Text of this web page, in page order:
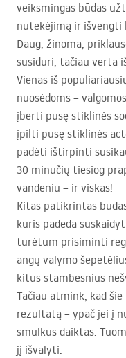
veiksmingas būdas
nutekėjimą ir išvengti
Daug, žinoma,
susiduri, tačiau verta
Vienas iš
nuosėdoms –
įberti pusę stiklinės
įpilti pusę stiklinės
padėti ištirpinti
30 minučių tiesiog
vandeniu – ir viskas!
Kitas patikrintas
kuris padeda
turėtum prisiminti
angų valymo
kitus stambesnius
Tačiau atmink, kad
rezultatą – ypač jei į
smulkus daiktas.
jį išvalyti.